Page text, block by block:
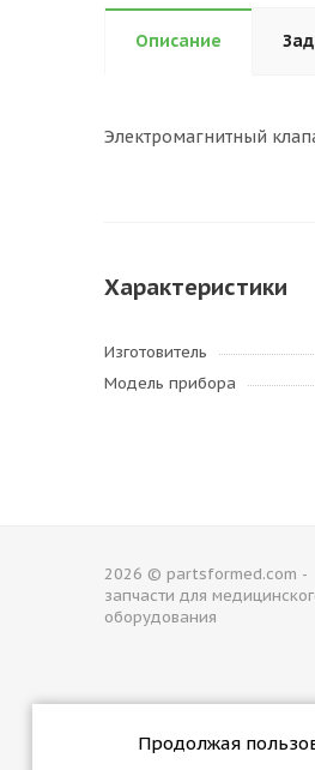
Продолжая
Описание
Электромагнитный
Характеристики
Изготовитель
Модель прибора
2026 © partsformed.com -
запчасти для
оборудования